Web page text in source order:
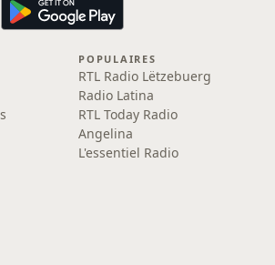
POPULAIRES
RTL Radio Lëtzebuerg
Radio Latina
RTL Today Radio
Angelina
L'essentiel Radio